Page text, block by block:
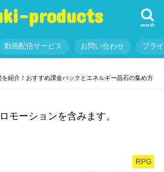
products search
動画配信サービス お問い合わせ プラ
紹介！おすすめ課金パックとエネルギー晶石の集め方
モーションを含みます。
RPG